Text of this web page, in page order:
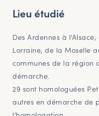
Lieu étudié
Des Ardennes à
Lorraine, de la Moselle
communes de la région
démarche.
29 sont homologuées
autres en démarche de